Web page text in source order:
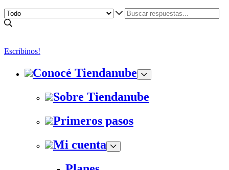
Escribinos!
Conocé Tiendanube
Sobre Tiendanube
Primeros pasos
Mi cuenta